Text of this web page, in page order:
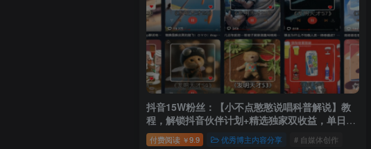
抖音15W粉丝：【小不点憨憨说唱科普解说】教
程，解锁抖音伙伴计划+精选独家双收益，单日
1k+
付费阅读 ￥9.9 优秀博主内容分享 # 自媒体创作